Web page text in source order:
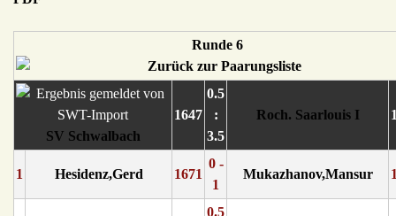
Runde 6
SV Schwalbach
1647
0.5
:
3.5
Roch. Saarlouis I
1 Hesidenz,Gerd 1671
0 -
1
Mukazhanov,Mansur
0.5